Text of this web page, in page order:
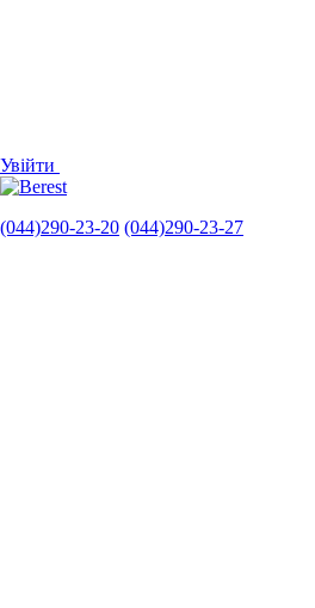
Увійти
(044)290-23-20 (044)290-23-27